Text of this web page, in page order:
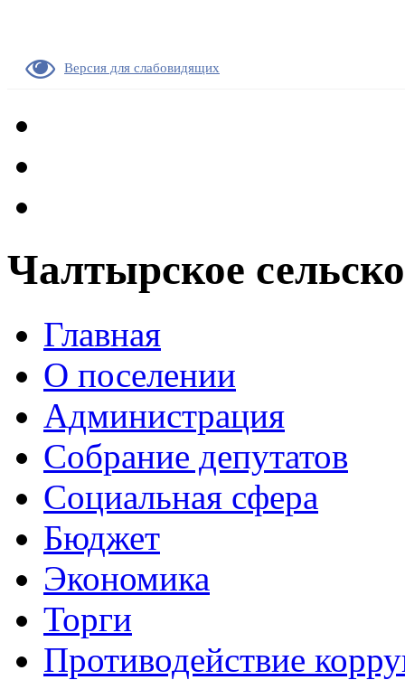
Версия для слабовидящих
Чалтырское
Главная
О поселении
Администрация
Собрание депутатов
Социальная сфера
Бюджет
Экономика
Торги
Противодействие